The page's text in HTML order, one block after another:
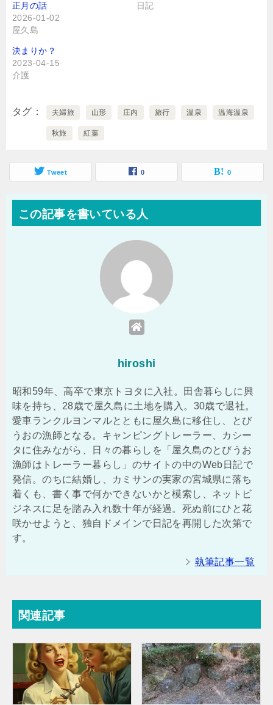
正月の話
2026-01-02
屋久島
日記
決まりか？
2023-04-15
介護
タグ 夫婦旅 山形 庄内 旅行 温泉 温海温泉
秋旅 紅葉
Tweet 0 0
この記事を書いている人
hiroshi
昭和59年、高卒で東京トヨタに入社。田舎暮らしに興
味を持ち、28歳で屋久島に土地を購入。30歳で退社。
愛車ランクルヨンマルとともに屋久島に移住し、とび
うおの漁師となる。キャンピングトレーラー、カシー
タに住みながら、日々の暮らしを「屋久島のとびうお
漁師はトレーラー暮らし」のサイトの中のWeb日記で
発信。のちに結婚し、カミサンの実家の宮城県に落ち
着くも、書く事で何かできないかと模索し、ネットビ
ジネスに足を踏み入れ数十年が経過。死ぬ前にひと花
咲かせようと、独自ドメインで日記を再開した次第で
す。
執筆記事一覧
関連記事